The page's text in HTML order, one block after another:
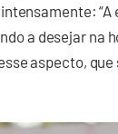
a desejar na
aspecto,